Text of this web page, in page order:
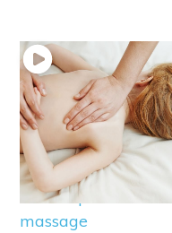
5 – Accompagner le
schéma corporel de
l’enfant par le
massage